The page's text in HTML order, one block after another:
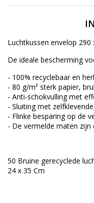
Luchtkussen envelop 290
De ideale bescherming
- 100% recyclebaar en
- 80 g/m² sterk papier,
- Anti-schokvulling met
- Sluiting met
- Flinke besparing op de
- De vermelde maten zijn
50 Bruine gerecyclede
24 x 35 Cm